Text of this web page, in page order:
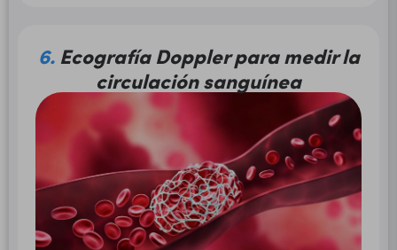
6.Ecografía Doppler para medir la
circulación sanguínea